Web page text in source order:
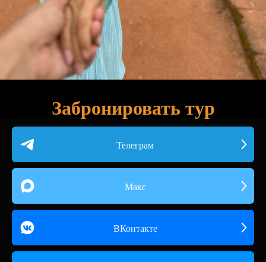
Забронировать тур
Телеграм
Макс
ВКонтакте